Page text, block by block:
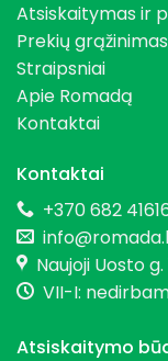
Atsiskaitymas ir
Prekių grąžinimas
Straipsniai
Apie Romadą
Kontaktai
Kontaktai
+370 682
Naujoji Uosto
VII-I:
Atsiskaitymo